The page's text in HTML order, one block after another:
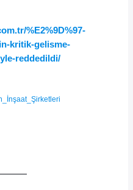
%E2%9D%97-
kritik-gelisme-
reddedildi/